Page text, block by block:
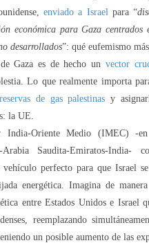
enviado a Israel para “
económica para Gaza centrados
desarrollados”: qué eufemismo
Gaza es de hecho un vector
Lo que realmente importa
de gas palestinas y
la UE.
India-Oriente Medio (IMEC) -
Saudita-Emiratos-India-
perfecto para que Israel
energética. Imagina de
entre Estados Unidos e Israel
reemplazando
un posible aumento de las